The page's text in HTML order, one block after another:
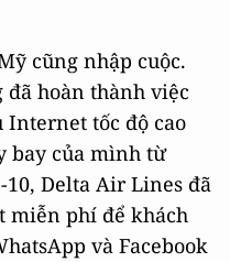
cũng nhập cuộc.
đã hoàn thành việc
tốc độ cao
bay của mình từ
10, Delta Air Lines đã
miễn phí để khách
và Facebook